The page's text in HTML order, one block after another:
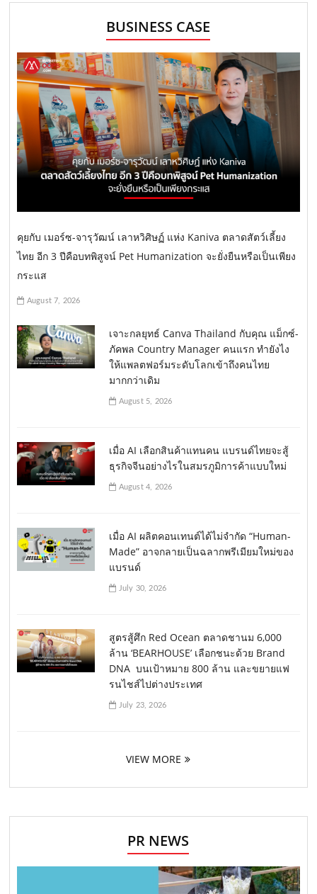
BUSINESS CASE
คุยกับ เมอร์ซ-จารุวัฒน์ เลาหวิศิษฏ์ แห่ง Kaniva ตลาดสัตว์เลี้ยง
ไทย อีก 3 ปีคือบทพิสูจน์ Pet Humanization จะยั่งยืนหรือเป็นเพียง
กระแส
August 7, 2026
เจาะกลยุทธ์ Canva Thailand กับคุณ แม็กซ์-
ภัคพล Country Manager คนแรก ทำยังไง
ให้แพลตฟอร์มระดับโลกเข้าถึงคนไทย
มากกว่าเดิม
August 5, 2026
เมื่อ AI เลือกสินค้าแทนคน แบรนด์ไทยจะสู้
ธุรกิจจีนอย่างไรในสมรภูมิการค้าแบบใหม่
August 4, 2026
เมื่อ AI ผลิตคอนเทนต์ได้ไม่จำกัด “Human-
Made” อาจกลายเป็นฉลากพรีเมียมใหม่ของ
แบรนด์
July 30, 2026
สูตรสู้ศึก Red Ocean ตลาดชานม 6,000
ล้าน ‘BEARHOUSE’ เลือกชนะด้วย Brand
DNA บนเป้าหมาย 800 ล้าน และขยายแฟ
รนไชส์ไปต่างประเทศ
July 23, 2026
VIEW MORE
PR NEWS